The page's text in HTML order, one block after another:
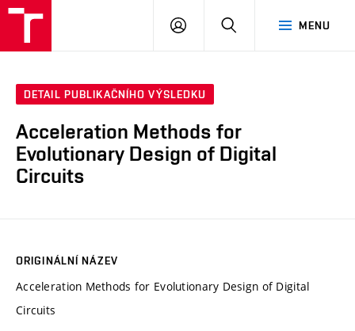
MENU
PŘIHLÁSIT
DETAIL PUBLIKAČNÍHO VÝSLEDKU
Acceleration Methods for
Evolutionary Design of Digital
Circuits
ORIGINÁLNÍ NÁZEV
Acceleration Methods for Evolutionary Design of Digital
Circuits